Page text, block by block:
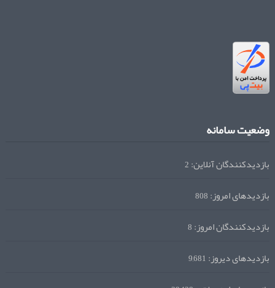
وضعیت سامانه
بازدیدکنندگان آنلاین:
بازدیدهای امروز:808
بازدیدکنندگان امروز:8